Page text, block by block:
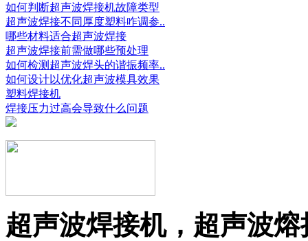
如何判断超声波焊接机故障类型
超声波焊接不同厚度塑料咋调参..
哪些材料适合超声波焊接
超声波焊接前需做哪些预处理
如何检测超声波焊头的谐振频率..
如何设计以优化超声波模具效果
塑料焊接机
焊接压力过高会导致什么问题
超声波焊接机，超声波